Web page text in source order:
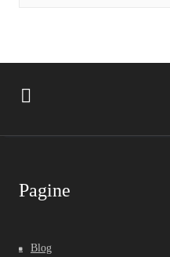
Pagine
Blog